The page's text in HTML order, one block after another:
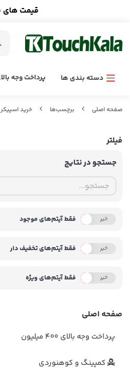
قیمت های
دسته بندی ها پرداخت وجه بالای 400
صفحه اصلی برچسب‌ها خرید
فیلتر
جستجو در نتایج
بله خیر فقط آیتم‌های موجود
بله خیر فقط آیتم‌های تخفیف دار
بله خیر فقط آیتم‌های ویژه
صفحه اصلی
پرداخت وجه بالای 400 میلیون
کمپینگ و کوهنوردی